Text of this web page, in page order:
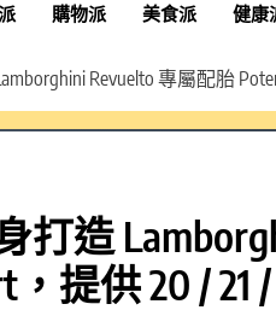
購物派 美食派 健康
Revuelto 專屬配胎
打造
，提供 20 /